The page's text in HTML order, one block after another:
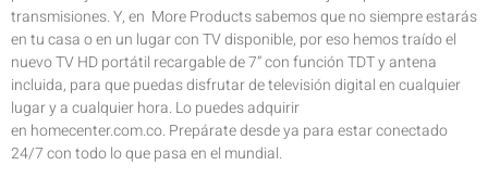
transmisiones. Y, en More Products sabemos que no siempre estarás
en tu casa o en un lugar con TV disponible, por eso hemos traído el
nuevo TV HD portátil recargable de 7” con función TDT y antena
incluida, para que puedas disfrutar de televisión digital en cualquier
lugar y a cualquier hora. Lo puedes adquirir
en homecenter.com.co. Prepárate desde ya para estar conectado
24/7 con todo lo que pasa en el mundial.